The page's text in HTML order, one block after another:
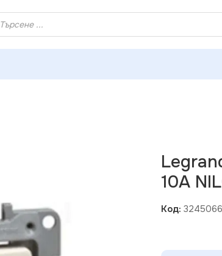
ХЕЙ ТИ! РЕГИСТРИРАЙ СЕ И ВЗЕМИ КУПОН ЗА
10A
Код: